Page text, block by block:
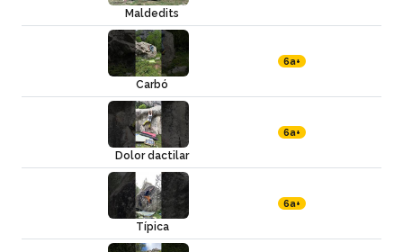
Maldedits
Carbó
6a+
Dolor dactilar
6a+
Típica
6a+